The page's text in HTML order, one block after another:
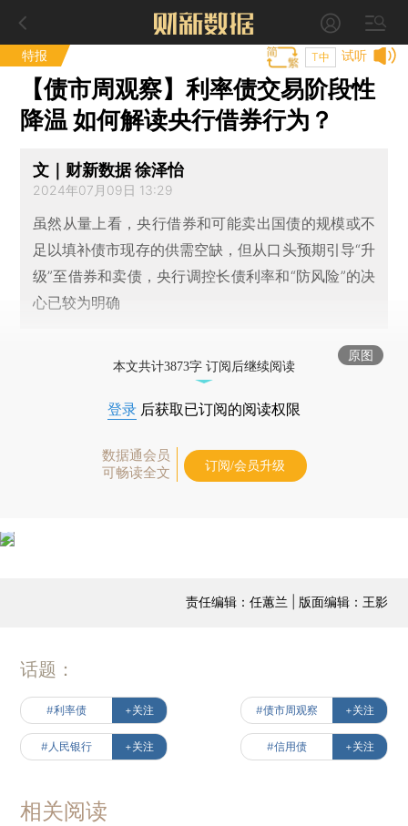
特报 试听
T中
【债市周观察】利率债交易阶段性
降温 如何解读央行借券行为？
文｜财新数据 徐泽怡
2024年07月09日 13:29
虽然从量上看，央行借券和可能卖出国债的规模或不
足以填补债市现存的供需空缺，但从口头预期引导“升
级”至借券和卖债，央行调控长债利率和“防风险”的决
心已较为明确
原图
本文共计3873字 订阅后继续阅读
登录 后获取已订阅的阅读权限
数据通会员
可畅读全文
订阅/会员升级
责任编辑：任蕙兰 | 版面编辑：王影
话题：
#利率债 +关注 #债市周观察 +关注
#人民银行 +关注 #信用债 +关注
相关阅读